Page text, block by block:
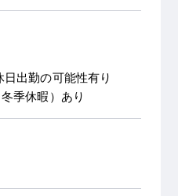
出勤の可能性有り
季休暇）あり